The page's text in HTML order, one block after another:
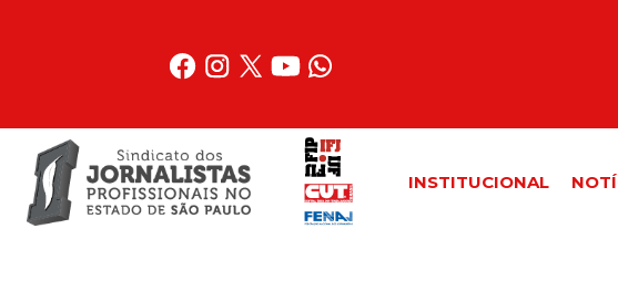
INSTITUCIONAL